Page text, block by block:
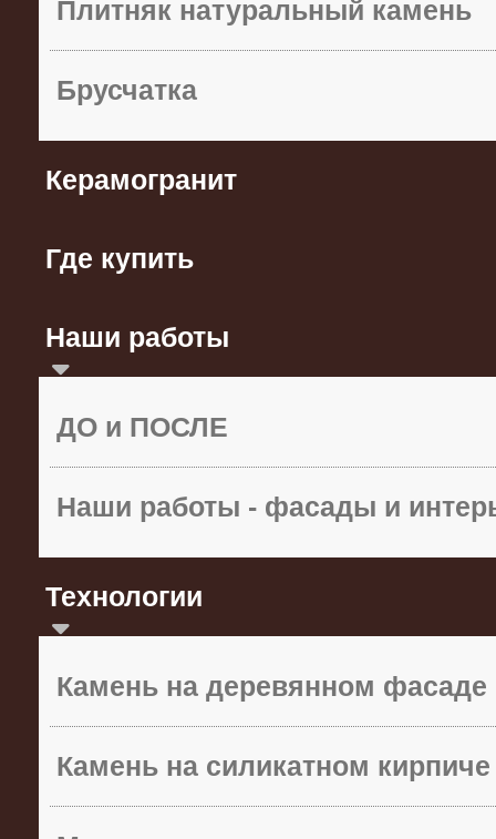
Плитняк натуральный камень
Брусчатка
Керамогранит
Где купить
Наши работы
ДО и ПОСЛЕ
Наши работы - фасады и
Технологии
Камень на деревянном фасаде
Камень на силикатном кирпиче